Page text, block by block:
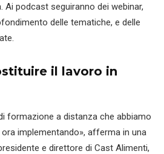
Ai podcast seguiranno dei webinar,
delle tematiche, e delle
il lavoro in
formazione a distanza che abbiamo
implementando», afferma in una
e direttore di Cast Alimenti,